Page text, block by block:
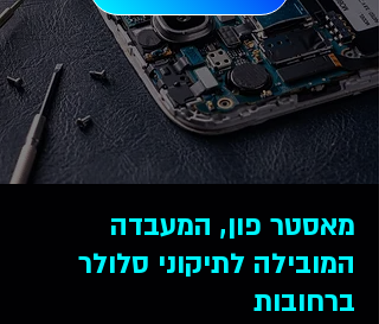
מאסטר פון, המעבדה
המובילה לתיקוני סלולר
ברחובות